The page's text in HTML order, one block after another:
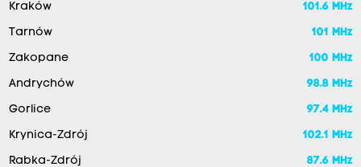
Kraków 101.6 MHz
Tarnów 101 MHz
Zakopane 100 MHz
Andrychów 98.8 MHz
Gorlice 97.4 MHz
Krynica-Zdrój 102.1 MHz
Rabka-Zdrój 87.6 MHz